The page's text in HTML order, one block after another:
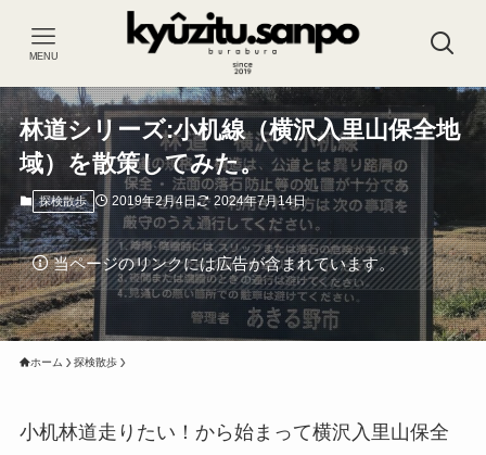
MENU
林道シリーズ:小机線（横沢入里山保全地
域）を散策してみた。
探検散歩 2019年2月4日 2024年7月14日
当ページのリンクには広告が含まれています。
ホーム 探検散歩
小机林道走りたい！から始まって横沢入里山保全